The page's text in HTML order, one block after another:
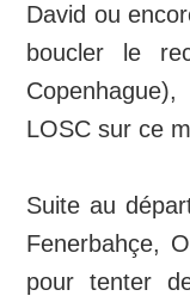
David ou
boucler le
LOSC sur ce
Suite au
Fenerbahçe,
pour tenter